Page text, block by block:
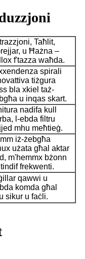
Taħlit,
u Ħażna –
f'tazza waħda.
spirali
tiżgura
bla xkiel taż-
u inqas skart.
nadifa kull
l-ebda filtru
mhu meħtieġ.
iż-żebgħa
użata għal aktar
m'hemmx bżonn
frekwenti.
qawwi u
komda għal
sikur u faċli.